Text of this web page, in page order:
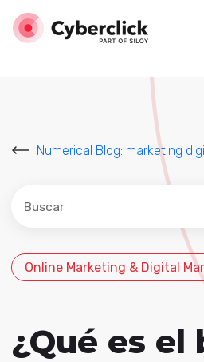
Numerical Blog: marketing
Este es un campo de
No hay sugerencias
Online Marketing & Digital
¿Qué es el